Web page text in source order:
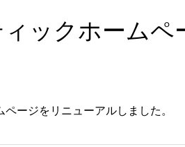
ックホーム
ージをリニューアルしました。